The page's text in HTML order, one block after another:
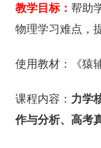
教学目标：帮助
物理学习难点，
使用教材：《猿
课程内容： 力学
作与分析、高考